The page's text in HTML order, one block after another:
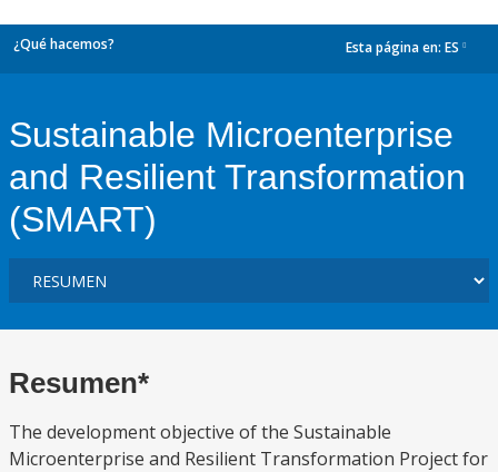
¿Qué hacemos? Esta página en: ES
Sustainable Microenterprise
and Resilient Transformation
(SMART)
Resumen*
The development objective of the Sustainable
Microenterprise and Resilient Transformation Project for